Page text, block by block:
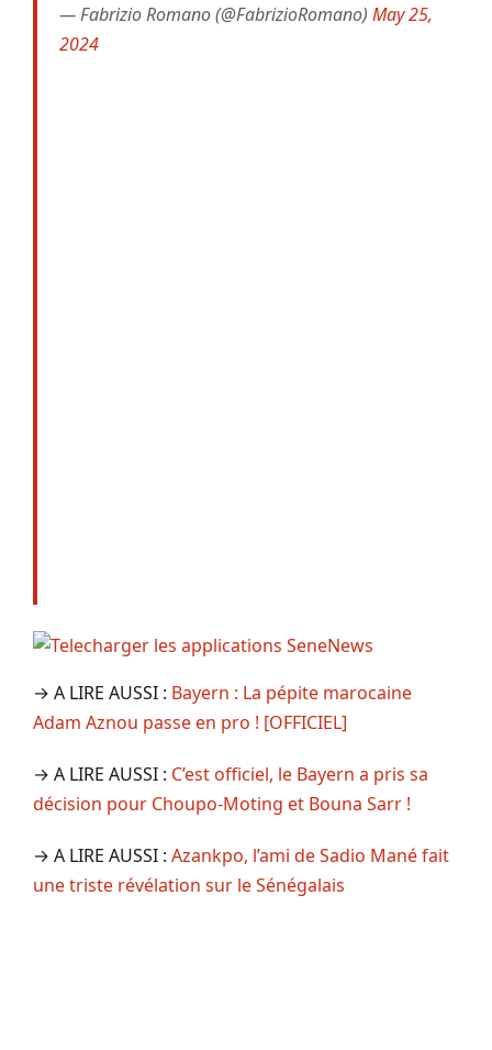
— Fabrizio Romano (@FabrizioRomano) May 25,
2024
→ A LIRE AUSSI : Bayern : La pépite marocaine
Adam Aznou passe en pro ! [OFFICIEL]
→ A LIRE AUSSI : C’est officiel, le Bayern a pris sa
décision pour Choupo-Moting et Bouna Sarr !
→ A LIRE AUSSI : Azankpo, l’ami de Sadio Mané fait
une triste révélation sur le Sénégalais